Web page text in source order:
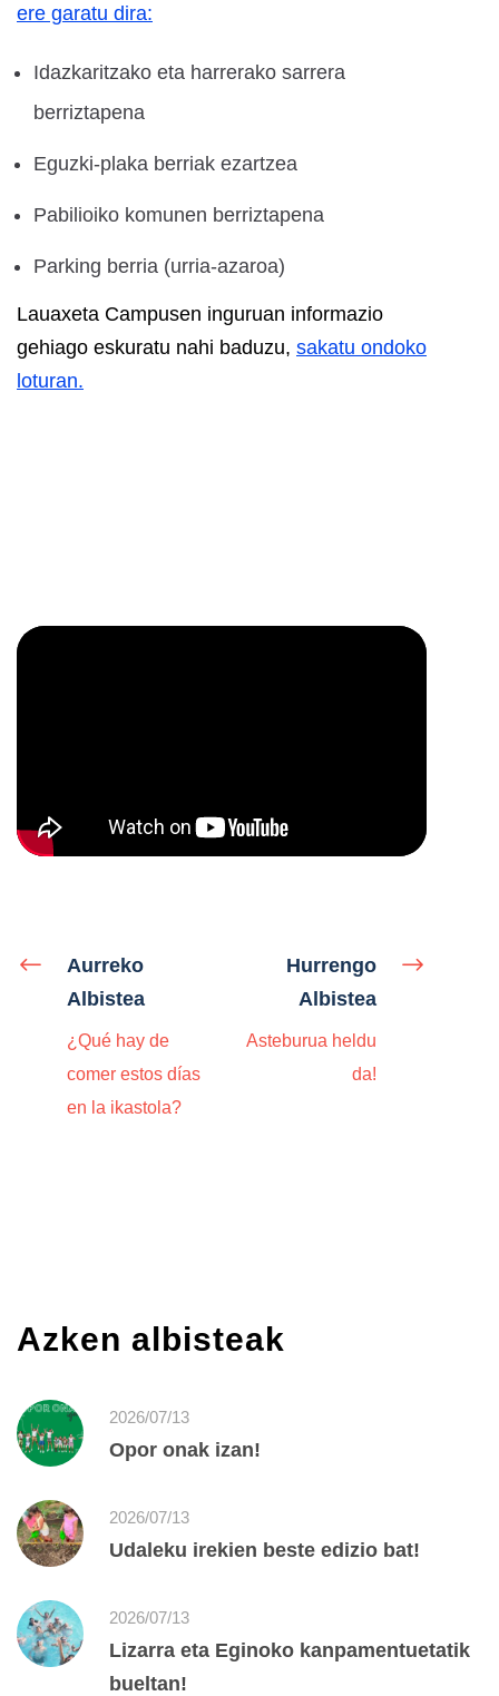
ere garatu dira:
Idazkaritzako eta harrerako sarrera
berriztapena
Eguzki-plaka berriak ezartzea
Pabilioiko komunen berriztapena
Parking berria (urria-azaroa)
Lauaxeta Campusen inguruan informazio
gehiago eskuratu nahi baduzu, sakatu ondoko
loturan.
Aurreko
Albistea
¿Qué hay de
comer estos días
en la ikastola?
Hurrengo
Albistea
Asteburua heldu
da!
Azken albisteak
2026/07/13
Opor onak izan!
2026/07/13
Udaleku irekien beste edizio bat!
2026/07/13
Lizarra eta Eginoko kanpamentuetatik
bueltan!